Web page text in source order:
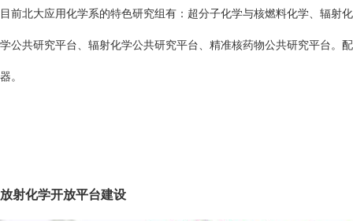
目前北大应用化学系的特色研究组有：超分子化学与核燃料化学、辐
学公共研究平台、辐射化学公共研究平台、精准核药物公共研究平台。
器。
放射化学开放平台建设